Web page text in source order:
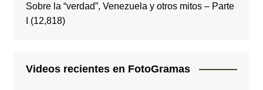
Sobre la “verdad”, Venezuela y otros mitos – Parte
(12,818)
Videos recientes en FotoGramas